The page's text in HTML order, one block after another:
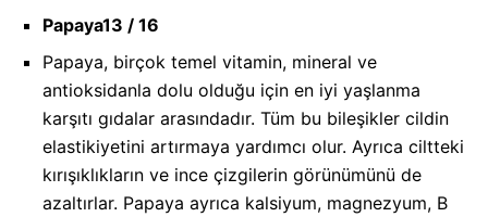
Papaya13 / 16
Papaya, birçok temel vitamin, mineral ve
antioksidanla dolu olduğu için en iyi yaşlanma
karşıtı gıdalar arasındadır. Tüm bu bileşikler cildin
elastikiyetini artırmaya yardımcı olur. Ayrıca ciltteki
kırışıklıkların ve ince çizgilerin görünümünü de
azaltırlar. Papaya ayrıca kalsiyum, magnezyum, B